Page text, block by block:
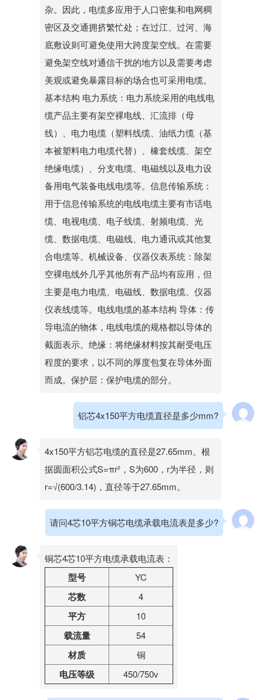
杂。因此，电缆多应用于人口密集和电网稠
密区及交通拥挤繁忙处；在过江、过河、海
底敷设则可避免使用大跨度架空线。在需要
避免架空线对通信干扰的地方以及需要考虑
美观或避免暴露目标的场合也可采用电缆。
基本结构 电力系统：电力系统采用的电线电
缆产品主要有架空裸电线、汇流排（母
线）、电力电缆（塑料线缆、油纸力缆（基
本被塑料电力电缆代替）、橡套线缆、架空
绝缘电缆）、分支电缆、电磁线以及电力设
备用电气装备电线电缆等。信息传输系统：
用于信息传输系统的电线电缆主要有市话电
缆、电视电缆、电子线缆、射频电缆、光
缆、数据电缆、电磁线、电力通讯或其他复
合电缆等。机械设备、仪器仪表系统：除架
空裸电线外几乎其他所有产品均有应用，但
主要是电力电缆、电磁线、数据电缆、仪器
仪表线缆等。电线电缆的基本结构 导体：传
导电流的物体，电线电缆的规格都以导体的
截面表示。绝缘：将绝缘材料按其耐受电压
程度的要求，以不同的厚度包复在导体外面
而成。保护层：保护电缆的部分。
铝芯4x150平方电缆直径是多少mm?
4x150平方铝芯电缆的直径是27.65mm。根
据圆面积公式S=πr²，S为600，r为半径，则
r=√(600/3.14)，直径等于27.65mm。
请问4芯10平方铜芯电缆承载电流表是多少?
铜芯4芯10平方电缆承载电流表：
型号 YC
芯数 4
平方 10
载流量 54
材质 铜
电压等级 450/750v